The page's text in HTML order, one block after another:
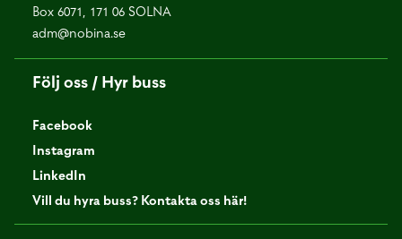
Box 6071, 171 06 SOLNA
adm@nobina.se
Följ oss / Hyr buss
Facebook
Instagram
LinkedIn
Vill du hyra buss? Kontakta oss här!